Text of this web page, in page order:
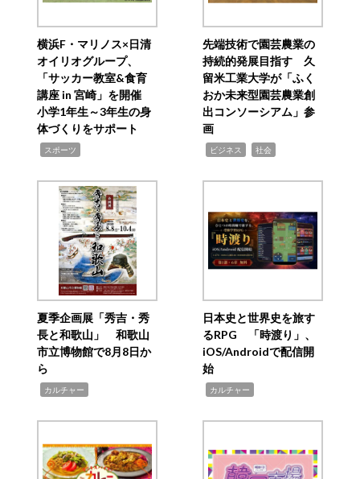
横浜F・マリノス×日清
オイリオグループ、
「サッカー教室&食育
講座 in 宮崎」を開催
小学1年生～3年生の身
体づくりをサポート
スポーツ
先端技術で園芸農業の
持続的発展目指す 久
留米工業大学が「ふく
おか未来型園芸農業創
出コンソーシアム」参
画
ビジネス 社会
夏季企画展「秀吉・秀
長と和歌山」 和歌山
市立博物館で8月8日か
ら
カルチャー
日本史と世界史を旅す
るRPG 「時渡り」、
iOS/Androidで配信開
始
カルチャー